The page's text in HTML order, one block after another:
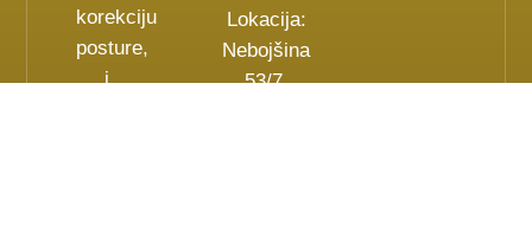
korekciju
posture,
i
Lokacija:
Nebojšina
53/7,